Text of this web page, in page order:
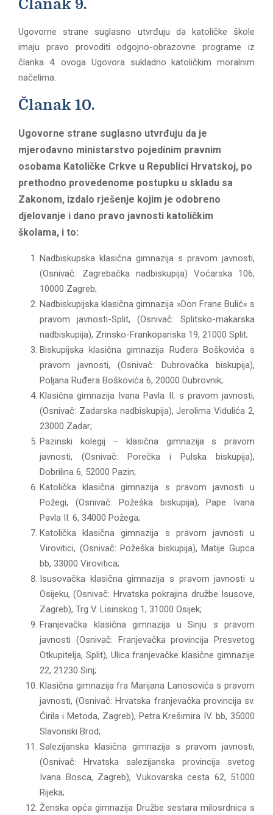
Članak 9.
Ugovorne strane suglasno utvrđuju da katoličke škole
imaju pravo provoditi odgojno-obrazovne programe iz
članka 4. ovoga Ugovora sukladno katoličkim moralnim
načelima.
Članak 10.
Ugovorne strane suglasno utvrđuju da je
mjerodavno ministarstvo pojedinim pravnim
osobama Katoličke Crkve u Republici Hrvatskoj, po
prethodno provedenome postupku u skladu sa
Zakonom, izdalo rješenje kojim je odobreno
djelovanje i dano pravo javnosti katoličkim
školama, i to:
Nadbiskupska klasična gimnazija s pravom javnosti,
(Osnivač: Zagrebačka nadbiskupija) Voćarska 106,
10000 Zagreb;
Nadbiskupijska klasična gimnazija »Don Frane Bulić« s
pravom javnosti-Split, (Osnivač: Splitsko-makarska
nadbiskupija), Zrinsko-Frankopanska 19, 21000 Split;
Biskupijska klasična gimnazija Ruđera Boškovića s
pravom javnosti, (Osnivač: Dubrovačka biskupija),
Poljana Ruđera Boškovića 6, 20000 Dubrovnik;
Klasična gimnazija Ivana Pavla II. s pravom javnosti,
(Osnivač: Zadarska nadbiskupija), Jerolima Vidulića 2,
23000 Zadar;
Pazinski kolegij – klasična gimnazija s pravom
javnosti, (Osnivač: Porečka i Pulska biskupija),
Dobrilina 6, 52000 Pazin;
Katolička klasična gimnazija s pravom javnosti u
Požegi, (Osnivač: Požeška biskupija), Pape Ivana
Pavla II. 6, 34000 Požega;
Katolička klasična gimnazija s pravom javnosti u
Virovitici, (Osnivač: Požeška biskupija), Matije Gupca
bb, 33000 Virovitica;
Isusovačka klasična gimnazija s pravom javnosti u
Osijeku, (Osnivač: Hrvatska pokrajina družbe Isusove,
Zagreb), Trg V. Lisinskog 1, 31000 Osijek;
Franjevačka klasična gimnazija u Sinju s pravom
javnosti (Osnivač: Franjevačka provincija Presvetog
Otkupitelja, Split), Ulica franjevačke klasične gimnazije
22, 21230 Sinj;
Klasična gimnazija fra Marijana Lanosovića s pravom
javnosti, (Osnivač: Hrvatska franjevačka provincija sv.
Ćirila i Metoda, Zagreb), Petra Krešimira IV. bb, 35000
Slavonski Brod;
Salezijanska klasična gimnazija s pravom javnosti,
(Osnivač: Hrvatska salezijanska provincija svetog
Ivana Bosca, Zagreb), Vukovarska cesta 62, 51000
Rijeka;
Ženska opća gimnazija Družbe sestara milosrdnica s